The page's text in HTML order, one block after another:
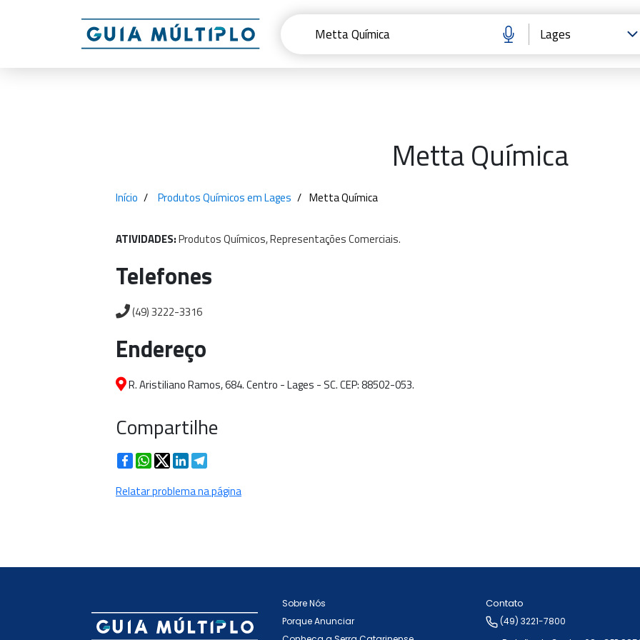
Metta Química
Início Produtos Químicos em Lages Metta Química
ATIVIDADES:ProdutosQuímicos,RepresentaçõesComerciais.
Telefones
(49) 3222-3316
Endereço
R. Aristiliano Ramos, 684. Centro - Lages - SC. CEP: 88502-053.
Compartilhe
FacebookWhatsApp
TwitterLinkedIn
Relatar problema na página
Sobre Nós
Porque Anunciar
Contato
(49) 3221-7800